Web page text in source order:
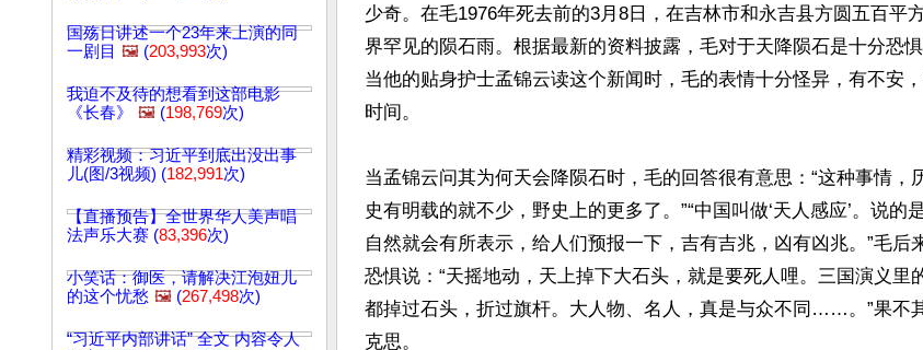
国殇日讲述一个23年来上演的同
一剧目 🖼️ (203,993次)
我迫不及待的想看到这部电影
《长春》
🖼️ (198,769次)
精彩视频：习近平到底出没出事
儿(图/3视频) (182,991次)
【直播预告】全世界华人美声唱
法声乐大赛 (83,396次)
小笑话：御医，请解决江泡妞儿
的这个忧愁 🖼️ (267,498次)
“习近平内部讲话” 全文 内容令人
少奇。在毛1976年死去前的3月8日，在吉林市和永吉县方圆五百平
界罕见的陨石雨。根据最新的资料披露，毛对于天降陨石是十分恐
当他的贴身护士孟锦云读这个新闻时，毛的表情十分怪异，有不安
时间。
当孟锦云问其为何天会降陨石时，毛的回答很有意思：“这种事情，
史有明载的就不少，野史上的更多了。”“中国叫做‘天人感应’。说的
自然就会有所表示，给人们预报一下，吉有吉兆，凶有凶兆。”毛后
恐惧说：“天摇地动，天上掉下大石头，就是要死人哩。三国演义里
都掉过石头，折过旗杆。大人物、名人，真是与众不同……。”果不
克思。